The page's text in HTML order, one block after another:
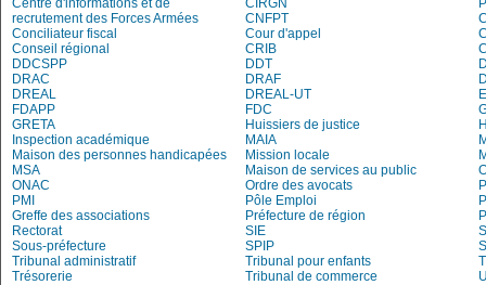
Centre d'informations et de
recrutement des Forces Armées
CIRGN
CNFPT
Conciliateur fiscal
Cour d'appel
Conseil régional
CRIB
DDCSPP
DDT
DRAC
DRAF
DREAL
DREAL-UT
FDAPP
FDC
GRETA
Huissiers de justice
Inspection académique
MAIA
Maison des personnes handicapées
Mission locale
MSA
Maison de services au public
ONAC
Ordre des avocats
PMI
Pôle Emploi
Greffe des associations
Préfecture de région
Rectorat
SIE
Sous-préfecture
SPIP
Tribunal administratif
Tribunal pour enfants
Trésorerie
Tribunal de commerce